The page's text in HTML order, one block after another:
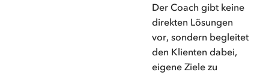
Der Coach gibt keine
direkten Lösungen
vor, sondern begleitet
den Klienten dabei,
eigene Ziele zu